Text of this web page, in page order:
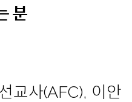
분
교사(AFC), 이안